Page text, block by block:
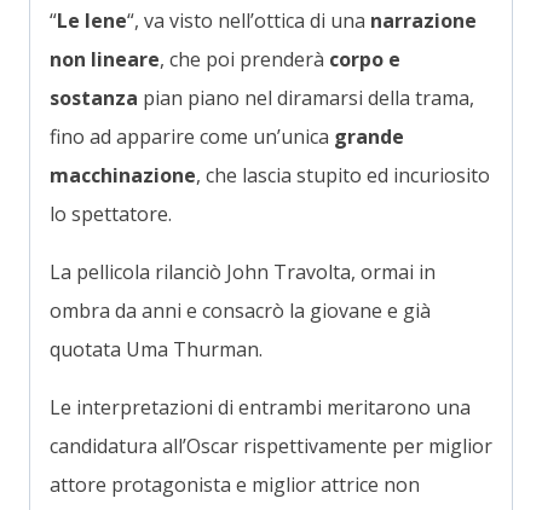
“Le Iene“, va visto nell’ottica di una narrazione
non lineare, che poi prenderà corpo e
sostanza pian piano nel diramarsi della trama,
fino ad apparire come un’unica grande
macchinazione, che lascia stupito ed incuriosito
lo spettatore.
La pellicola rilanciò John Travolta, ormai in
ombra da anni e consacrò la giovane e già
quotata Uma Thurman.
Le interpretazioni di entrambi meritarono una
candidatura all’Oscar rispettivamente per miglior
attore protagonista e miglior attrice non